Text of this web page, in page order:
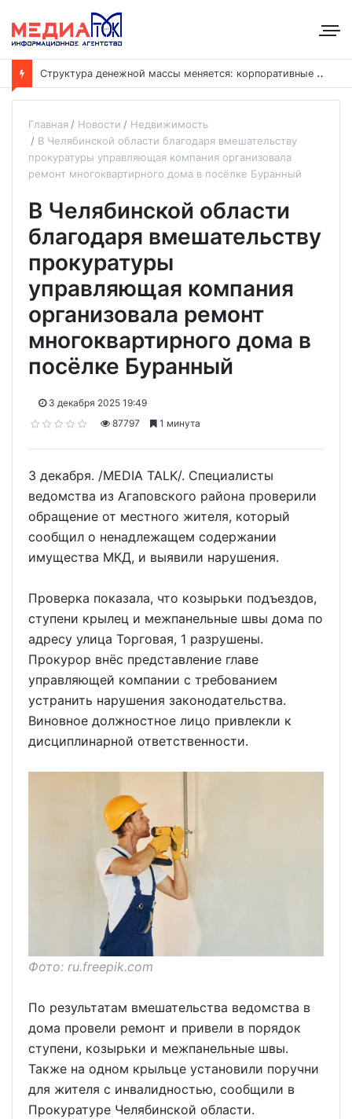
С
труктура денежной массы меняется: корпоративные депозиты обогнали вклады населения
Главная Новости
Недвижимость
В Челябинской области благодаря вмешательству
прокуратуры управляющая компания организовала
ремонт многоквартирного дома в посёлке Буранный
В Челябинской области
благодаря вмешательству
прокуратуры
управляющая компания
организовала ремонт
многоквартирного дома в
посёлке Буранный
3 декабря 2025 19:49
87797
1 минута
3 декабря. /MEDIA TALK/. Специалисты
ведомства из Агаповского района проверили
обращение от местного жителя, который
сообщил о ненадлежащем содержании
имущества МКД, и выявили нарушения.
Проверка показала, что козырьки подъездов,
ступени крылец и межпанельные швы дома по
адресу улица Торговая, 1 разрушены.
Прокурор внёс представление главе
управляющей компании с требованием
устранить нарушения законодательства.
Виновное должностное лицо привлекли к
дисциплинарной ответственности.
Фото: ru.freepik.com
По результатам вмешательства ведомства в
дома провели ремонт и привели в порядок
ступени, козырьки и межпанельные швы.
Также на одном крыльце установили поручни
для жителя с инвалидностью, сообщили в
Прокуратуре Челябинской области.